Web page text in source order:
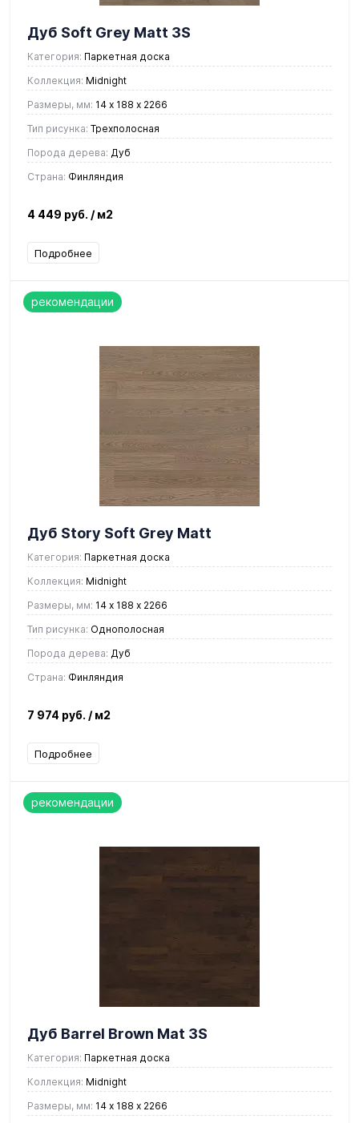
Дуб Soft Grey Matt 3S
Категория: Паркетная доска
Коллекция: Midnight
Размеры, мм: 14 х 188 х 2266
Тип рисунка: Трехполосная
Порода дерева: Дуб
Страна: Финляндия
4 449 руб. / м2
Подробнее
рекомендации
Дуб Story Soft Grey Matt
Категория: Паркетная доска
Коллекция: Midnight
Размеры, мм: 14 х 188 х 2266
Тип рисунка: Однополосная
Порода дерева: Дуб
Страна: Финляндия
7 974 руб. / м2
Подробнее
рекомендации
Дуб Barrel Brown Mat 3S
Категория: Паркетная доска
Коллекция: Midnight
Размеры, мм: 14 х 188 х 2266